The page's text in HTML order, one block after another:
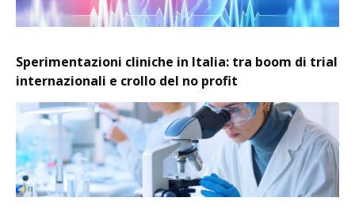
Sperimentazioni cliniche in Italia: tra boom di trial
internazionali e crollo del no profit